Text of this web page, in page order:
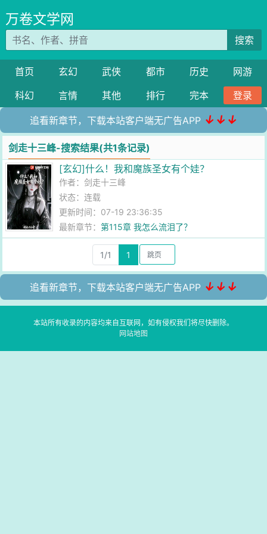
万卷文学网
搜索
首页 玄幻 武侠 都市 历史
网游
科幻
言情 其他 排行 完本 登录
追看新章节，下载本站客户端无广告APP ↓↓↓
剑走十三峰-搜索结果(共1条记录)
[玄幻]什么！我和魔族圣女有个娃？
作者：剑走十三峰
状态：连载
更新时间：07-19 23:36:35
最新章节：第115章 我怎么流泪了？
1/1 1
追看新章节，下载本站客户端无广告APP ↓↓↓
本站所有收录的内容均来自互联网，如有侵权我们将尽快删除。
网站地图